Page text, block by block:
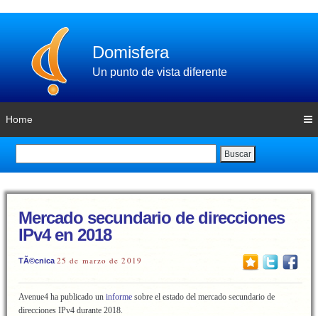
Domisfera
Un punto de vista diferente
Home
Buscar
Mercado secundario de direcciones
IPv4 en 2018
TÃ©cnica 25 de marzo de 2019
Avenue4 ha publicado un informe sobre el estado del mercado secundario de
direcciones IPv4 durante 2018.